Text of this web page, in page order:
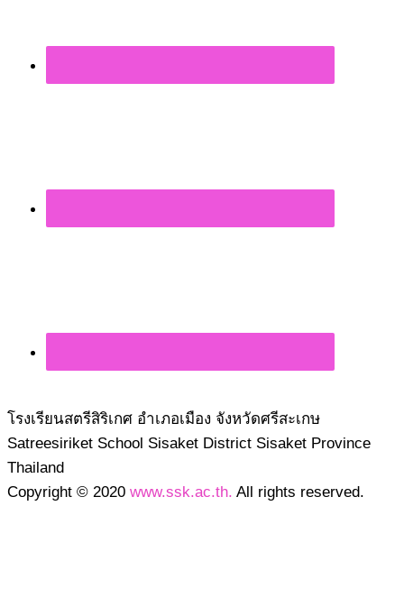
โรงเรียนสตรีสิริเกศ อำเภอเมือง จังหวัดศรีสะเกษ
Satreesiriket School Sisaket District Sisaket Province
Thailand
Copyright © 2020 www.ssk.ac.th. All rights reserved.